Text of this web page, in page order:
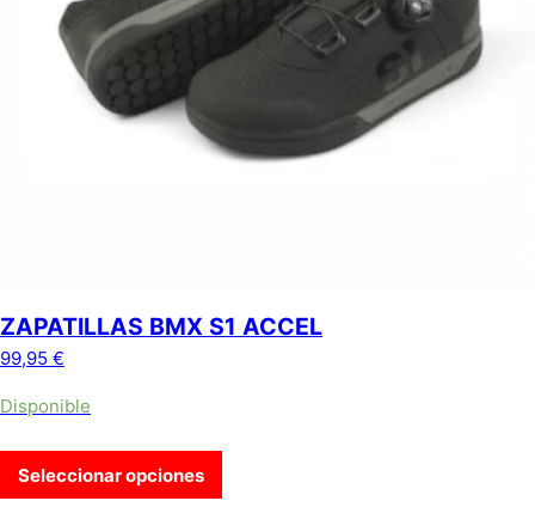
ZAPATILLAS BMX S1 ACCEL
99,95 €
Disponible
Seleccionar opciones